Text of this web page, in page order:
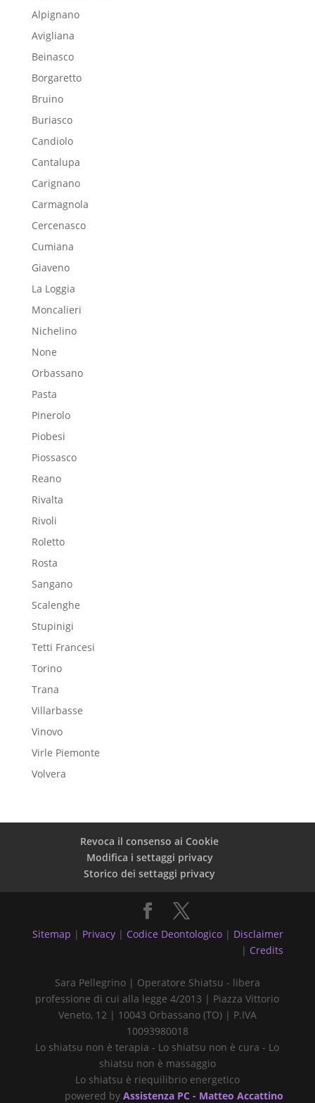
Alpignano
Avigliana
Beinasco
Borgaretto
Bruino
Buriasco
Candiolo
Cantalupa
Carignano
Carmagnola
Cercenasco
Cumiana
Giaveno
La Loggia
Moncalieri
Nichelino
None
Orbassano
Pasta
Pinerolo
Piobesi
Piossasco
Reano
Rivalta
Rivoli
Roletto
Rosta
Sangano
Scalenghe
Stupinigi
Tetti Francesi
Torino
Trana
Villarbasse
Vinovo
Virle Piemonte
Volvera
Revoca il consenso ai Cookie
Modifica i settaggi privacy
Storico dei settaggi privacy
Sitemap | Privacy | Codice Deontologico | Disclaimer
| Credits
Sara Pellegrino | Operatore Shiatsu - libera
professione di cui alla legge 4/2013 | Piazza Vittorio
Veneto, 12 | 10043 Orbassano (TO) | P.IVA
10093980018
Lo shiatsu non è terapia - Lo shiatsu non è cura - Lo
shiatsu non è massaggio
Lo shiatsu è riequilibrio energetico
powered byAssistenza PC - Matteo Accattino